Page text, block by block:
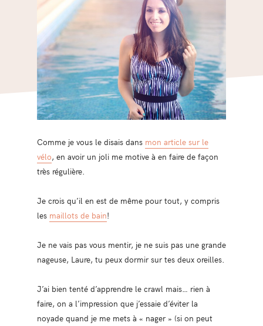
Comme je vous le disais dans mon article sur le
vélo, en avoir un joli me motive à en faire de façon
très régulière.
Je crois qu’il en est de même pour tout, y compris
les maillots de bain!
Je ne vais pas vous mentir, je ne suis pas une grande
nageuse, Laure, tu peux dormir sur tes deux oreilles.
J’ai bien tenté d’apprendre le crawl mais… rien à
faire, on a l’impression que j’essaie d’éviter la
noyade quand je me mets à « nager » (si on peut